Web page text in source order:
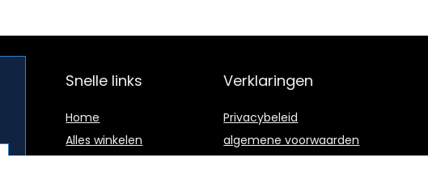
Snelle links
Home
Alles winkelen
Verklaringen
Privacybeleid
algemene voorwaarden